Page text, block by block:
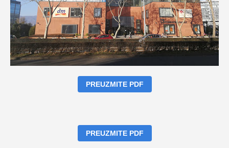
PREUZMITE PDF
PREUZMITE PDF